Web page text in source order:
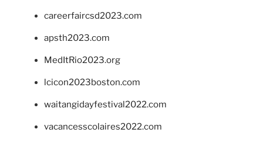
careerfaircsd2023.com
apsth2023.com
MedItRio2023.org
lcicon2023boston.com
waitangidayfestival2022.com
vacancesscolaires2022.com